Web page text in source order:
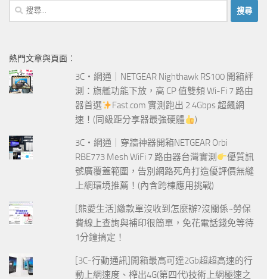
搜
尋
字:
熱門文章與頁面︰
3C‧網通｜NETGEAR Nighthawk RS100 開箱評
測：旗艦功能下放，高 CP 值雙頻 Wi-Fi 7 路由
器首選
Fast.com 實測跑出 2.4Gbps 超飆網
速！(同級距分享器最強硬體
)
3C‧網通｜穿牆神器開箱NETGEAR Orbi
RBE773 Mesh WiFi 7 路由器台灣實測
優質訊
號廣覆蓋範圍，告別網路死角打造優評價無縫
上網環境推薦！(內含跨棟應用挑戰)
[熊愛生活]繳款單沒收到怎麼辦?沒關係~勞保
費線上查詢與補印很簡單，免花電話錢免等待
1分鐘搞定！
[3C-行動通訊]開箱最高可達2Gb超超高速的行
動上網速度、榨出4G(第四代)技術上網極速之